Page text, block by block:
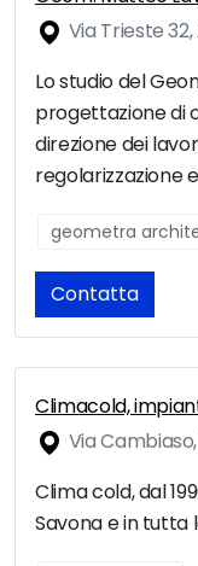
Via Trieste
Lo studio del
progettazione di
direzione dei
regolarizzazione
geometra
Contatta
Climacold,
Via
Clima cold, dal
Savona e in tutta